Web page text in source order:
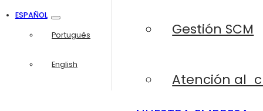
Gestión SCM
Atención al
ESPAÑOL
Português
English